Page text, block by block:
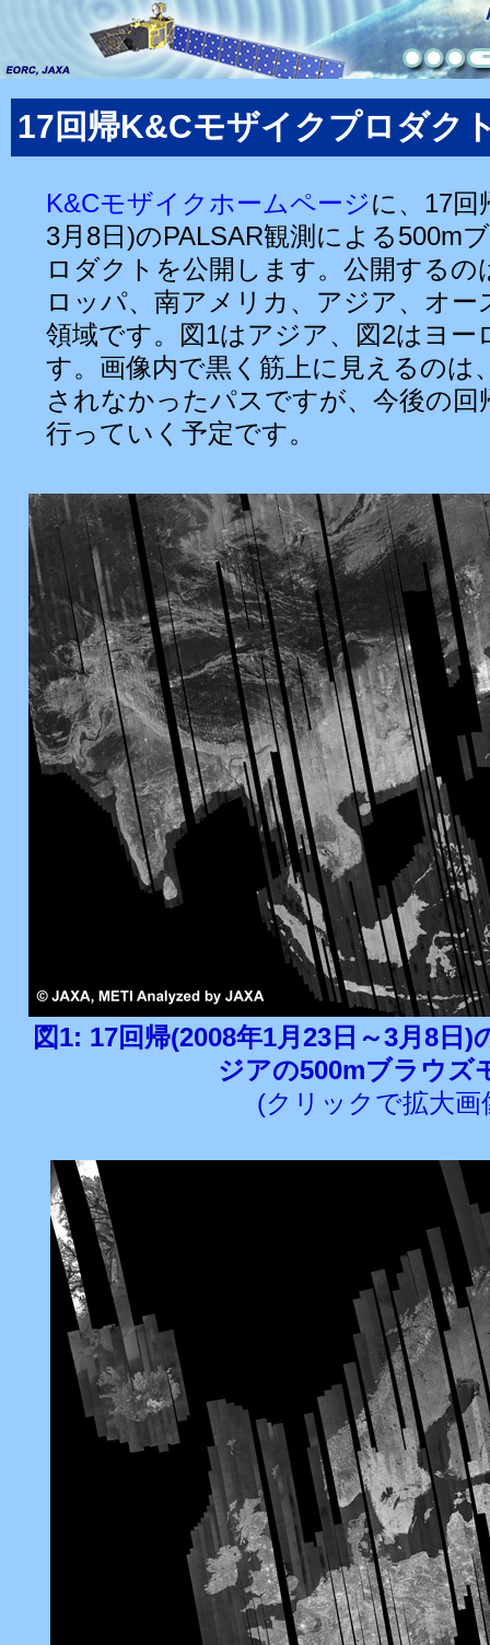
17回帰K&Cモザイクプロダク
K&Cモザイクホームページに、17回
3月8日)のPALSAR観測による500m
ロダクトを公開します。公開する
ロッパ、南アメリカ、アジア、オ
領域です。図1はアジア、図2はヨ
す。画像内で黒く筋上に見えるのは
されなかったパスですが、今後の回
行っていく予定です。
図1: 17回帰(2008年1月23日～3月8日
ジアの500mブラウズ
(クリックで拡大画